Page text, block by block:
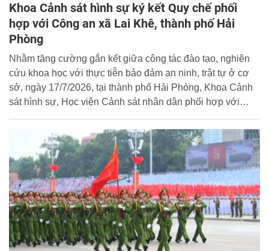
Khoa Cảnh sát hình sự ký kết Quy chế phối
hợp với Công an xã Lai Khê, thành phố Hải
Phòng
Nhằm tăng cường gắn kết giữa công tác đào tạo, nghiên
cứu khoa học với thực tiễn bảo đảm an ninh, trật tự ở cơ
sở, ngày 17/7/2026, tại thành phố Hải Phòng, Khoa Cảnh
sát hình sự, Học viện Cảnh sát nhân dân phối hợp với
tạo cơ sở thúc đẩy hợp tác toàn diện giữa hai đơn vị trong
đào tạo, nghiên cứu khoa học, tổng kết thực tiễn và bồi
dưỡng nghiệp vụ.